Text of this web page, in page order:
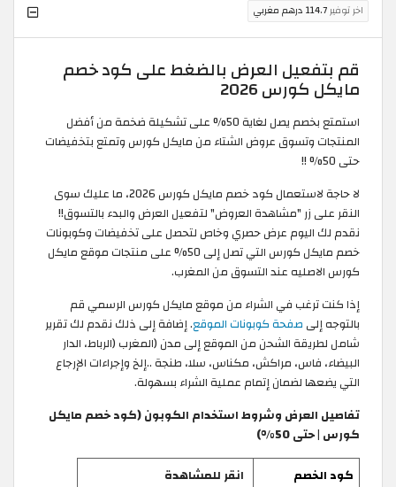
اخر توفير114.7 درهم مغربي
قم بتفعيل العرض بالضغط على كود خصم
مايكل كورس 2026
استمتع بخصم يصل لغاية 50% على تشكيلة ضخمة من أفضل
المنتجات وتسوق عروض الشتاء من مايكل كورس وتمتع بتخفيضات
حتى 50% !!
لا حاجة لاستعمال كود خصم مايكل كورس 2026، ما عليك سوى
النقر على زر "مشاهدة العروض" لتفعيل العرض والبدء بالتسوق!!
نقدم لك اليوم عرض حصري وخاص لتحصل على تخفيضات وكوبونات
خصم مايكل كورس التي تصل إلى 50% على منتجات موقع مايكل
كورس الاصليه عند التسوق من المغرب.
إذا كنت ترغب في الشراء من موقع مايكل كورس الرسمي قم
بالتوجه إلى صفحة كوبونات الموقع. إضافة إلى ذلك نقدم لك تقرير
شامل لطريقة الشحن من الموقع إلى مدن (المغرب (الرباط، الدار
البيضاء، فاس، مراكش، مكناس، سلا، طنجة ..إلخ وإجراءات الإرجاع
التي يضعها لضمان إتمام عملية الشراء بسهولة.
تفاصيل العرض وشروط استخدام الكوبون (كود خصم مايكل
كورس | حتى 50%)
كود الخصم
انقر للمشاهدة